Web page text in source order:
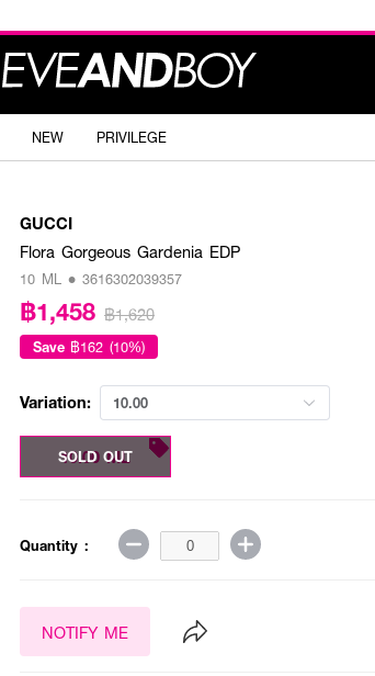
NEW PRIVILEGE
GUCCI
Flora Gorgeous Gardenia EDP
10 ML • 3616302039357
฿1,458 ฿1,620
Save ฿162 (10%)
Variation: 10.00
10.00 ML
SOLD OUT
Quantity :
NOTIFY ME